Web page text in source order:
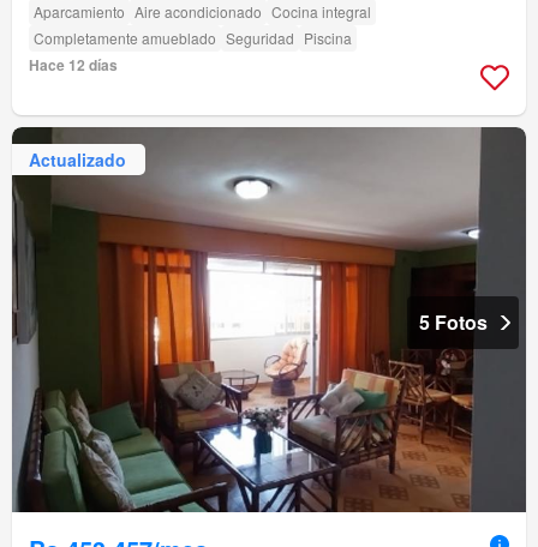
Aparcamiento Aire acondicionado Cocina integral
Completamente amueblado Seguridad Piscina
Hace 12 días
Actualizado
5 Fotos